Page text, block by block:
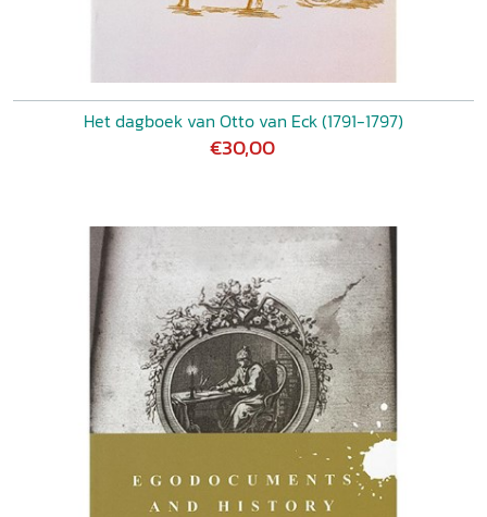
Het dagboek van Otto van Eck (1791-1797)
€30,00